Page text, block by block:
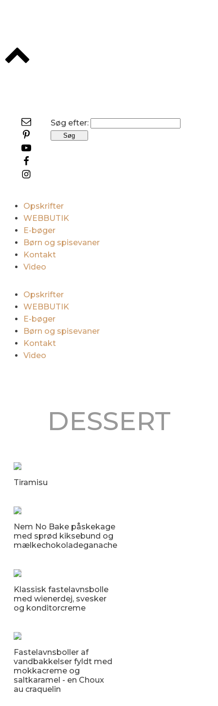
Søg efter:
Opskrifter
WEBBUTIK
E-bøger
Børn og spisevaner
Kontakt
Video
Opskrifter
WEBBUTIK
E-bøger
Børn og spisevaner
Kontakt
Video
DESSERT
Tiramisu
Nem No Bake påskekage
med sprød kiksebund og
mælkechokoladeganache
Klassisk fastelavnsbolle
med wienerdej, svesker
og konditorcreme
Fastelavnsboller af
vandbakkelser fyldt med
mokkacreme og
saltkaramel - en Choux
au craquelin